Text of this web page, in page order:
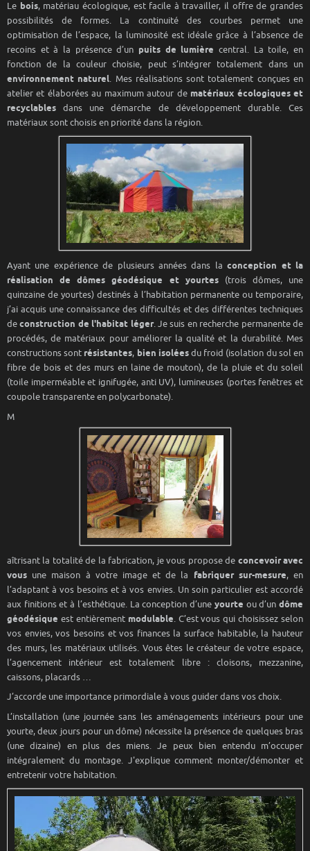
Le bois, matériau écologique, est facile à travailler, il offre de grandes
possibilités de formes. La continuité des courbes permet une
optimisation de l’espace, la luminosité est idéale grâce à l’absence de
recoins et à la présence d’un puits de lumière central. La toile, en
fonction de la couleur choisie, peut s’intégrer totalement dans un
environnement naturel. Mes réalisations sont totalement conçues en
atelier et élaborées au maximum autour de matériaux écologiques et
recyclables dans une démarche de développement durable. Ces
matériaux sont choisis en priorité dans la région.
Ayant une expérience de plusieurs années dans laconception et la
réalisation de dômes géodésique et yourtes(trois dômes, une
quinzaine de yourtes) destinés à l’habitation permanente ou temporaire,
j’ai acquis une connaissance des difficultés et des différentes techniques
deconstruction de l'habitat léger. Je suis en recherche permanente de
procédés, de matériaux pour améliorer la qualité et la durabilité. Mes
constructions sont résistantes, bien isoléesdu froid (isolation du sol en
fibre de bois et des murs en laine de mouton), de la pluie et du soleil
(toile imperméable et ignifugée, anti UV), lumineuses (portes fenêtres et
coupole transparente en polycarbonate).
M
aîtrisant la totalité de la fabrication, je vous propose de concevoir avec
vous une maison à votre image et de la fabriquer sur-mesure, en
l’adaptant à vos besoins et à vos envies. Un soin particulier est accordé
aux finitions et à l’esthétique. La conception d’une yourte ou d’undôme
géodésique est entièrement modulable. C’est vous qui choisissez selon
vos envies, vos besoins et vos finances la surface habitable, la hauteur
des murs, les matériaux utilisés. Vous êtes le créateur de votre espace,
l’agencement intérieur est totalement libre : cloisons, mezzanine,
caissons, placards …
J’accorde une importance primordiale à vous guider dans vos choix.
L’installation (une journée sans les aménagements intérieurs pour une
yourte, deux jours pour un dôme) nécessite la présence de quelques bras
(une dizaine) en plus des miens. Je peux bien entendu m’occuper
intégralement du montage. J'explique comment monter/démonter et
entretenir votre habitation.